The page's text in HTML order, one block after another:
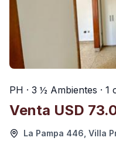
PH · 3 ½ Ambientes · 1
Venta USD
La Pampa 446, Villa